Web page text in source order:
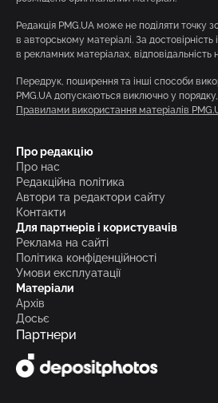
Редакція PMG.UA може не поділяти точку
в авторському матеріалі. За достовірність
в рекламних матеріалах,
Передрук, поширення та інші способи
PMG.UA допускаються виключно у
Правилами використання матеріалів
Про редакцію
Про нас
Редакційна політика
Автори та редактори сайту
Контакти
Для партнерів і користувачів
Реклама на сайті
Політика конфіденційності
Умови експлуатації
Матеріали
Архів
Досьє
Партнери